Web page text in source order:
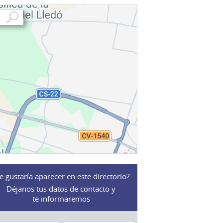
gustaría aparecer en este directorio?
Déjanos tus datos de contacto y
te informaremos